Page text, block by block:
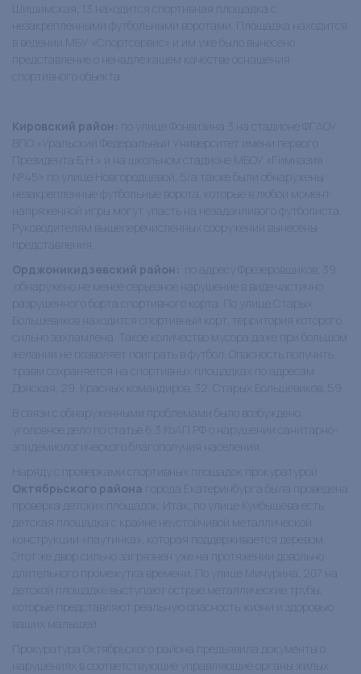
Шишимская, 13 находится спортивная площадка с
незакрепленными футбольными воротами. Площадка находится
в ведении МБУ «Спортсервис» и им уже было вынесено
представление о ненадлежащем качестве оснащения
спортивного объекта.
Кировский район:
по улице Фонвизина 3 на стадионе ФГАОУ
ВПО «Уральский Федеральный Университет имени первого
Президента Б.Н.» и на школьном стадионе МБОУ «Гимназия
№45» по улице Новгородцевой, 5/а также были обнаружены
незакрепленные футбольные ворота, которые в любой момент
напряженной игры могут упасть на незадачливого футболиста.
Руководителям вышеперечисленных сооружений вынесены
представления.
Орджоникидзевский район:
по адресу Фрезеровщиков, 39
,обнаружено не менее серьезное нарушение в виде частично
разрушенного борта спортивного корта. По улице Старых
Большевиков находится спортивный корт, территория которого
сильно захламлена. Такое количество мусора даже при большом
желании не позволяет поиграть в футбол. Опасность получить
травм сохраняется на спортивных площадках по адресам
Донская, 29, Красных командиров, 32, Старых Большевиков, 59.
В связи с обнаруженными проблемами было возбуждено
уголовное дело по статье 6.3 КоАП РФ о нарушении санитарно-
эпидемиологического благополучия населения.
Наряду с проверками спортивных площадок прокуратурой
Октябрьского района
города Екатеринбурга была проведена
проверка детских площадок. Итак, по улице Куйбышева есть
детская площадка с крайне неустойчивой металлической
конструкции «паутинка», которая поддерживается деревом.
Этот же двор сильно загрязнен уже на протяжении довольно
длительного промежутка времени. По улице Мичурина, 207 на
детской площадке выступают острые металлические трубы,
которые представляют реальную опасность жизни и здоровью
ваших малышей.
Прокуратура Октябрьского района предъявила документы о
нарушениях в соответствующие управляющие органы жилых